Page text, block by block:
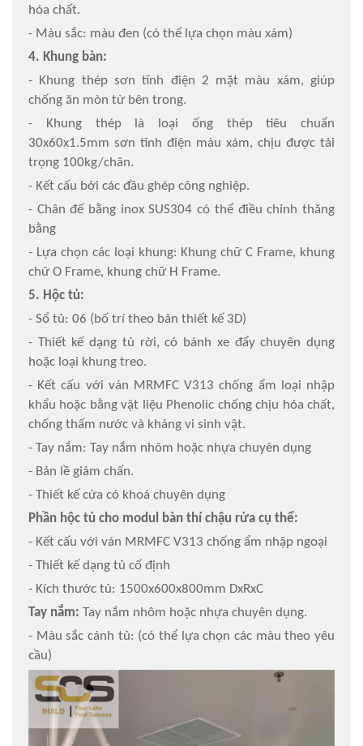
hóa chất.
- Màu sắc: màu đen (có thể lựa chọn màu xám)
4. Khung bàn:
- Khung thép sơn tĩnh điện 2 mặt màu xám, giúp
chống ăn mòn từ bên trong.
- Khung thép là loại ống thép tiêu chuẩn
30x60x1.5mm sơn tĩnh điện màu xám, chịu được tải
trọng 100kg/chân.
- Kết cấu bởi các đầu ghép công nghiệp.
- Chân đế bằng inox SUS304 có thể điều chỉnh thăng
bằng
- Lựa chọn các loại khung: Khung chữ C Frame, khung
chữ O Frame, khung chữ H Frame.
5. Hộc tủ:
- Sổ tủ: 06 (bố trí theo bản thiết kế 3D)
- Thiết kế dạng tủ rời, có bánh xe đẩy chuyên dụng
hoặc loại khung treo.
- Kết cấu với ván MRMFC V313 chống ẩm loại nhập
khẩu hoặc bằng vật liệu Phenolic chống chịu hóa chất,
chống thấm nước và kháng vi sinh vật.
- Tay nắm: Tay nắm nhôm hoặc nhựa chuyên dụng
- Bản lề giảm chấn.
- Thiết kế cửa có khoá chuyên dụng
Phần hộc tủ cho modul bàn thí chậu rửa cụ thể:
- Kết cấu với ván MRMFC V313 chống ẩm nhập ngoại
- Thiết kế dạng tủ cố định
- Kích thước tủ: 1500x600x800mm DxRxC
Tay nắm: Tay nắm nhôm hoặc nhựa chuyên dụng.
- Màu sắc cánh tủ: (có thể lựa chọn các màu theo yêu
cầu)